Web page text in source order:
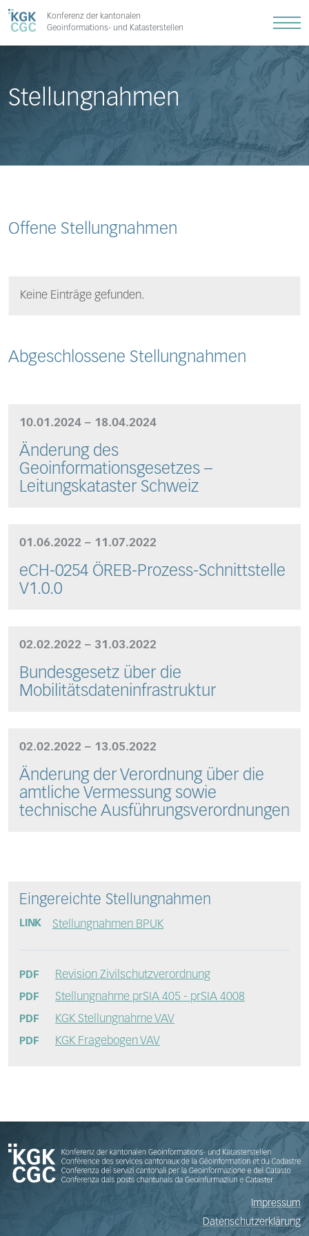
Konferenz der kantonalen
Geoinformations- und Katasterstellen
Stellungnahmen
Offene Stellungnahmen
Keine Einträge gefunden.
Abgeschlossene Stellungnahmen
10.01.2024 – 18.04.2024
Änderung des
Geoinformationsgesetzes –
Leitungskataster Schweiz
01.06.2022 – 11.07.2022
eCH-0254 ÖREB-Prozess-Schnittstelle
V1.0.0
02.02.2022 – 31.03.2022
Bundesgesetz über die
Mobilitätsdateninfrastruktur
02.02.2022 – 13.05.2022
Änderung der Verordnung über die
amtliche Vermessung sowie
technische Ausführungsverordnungen
Eingereichte Stellungnahmen
Stellungnahmen BPUK
PDF Revision Zivilschutzverordnung
PDF Stellungnahme prSIA 405 - prSIA 4008
PDF KGK Stellungnahme VAV
PDF KGK Fragebogen VAV
Impressum
Datenschutzerklärung